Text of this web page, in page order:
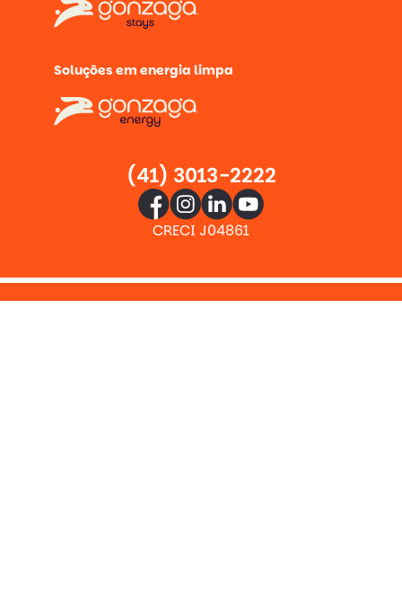
Soluções em energia limpa
(41) 3013-2222
CRECI J04861